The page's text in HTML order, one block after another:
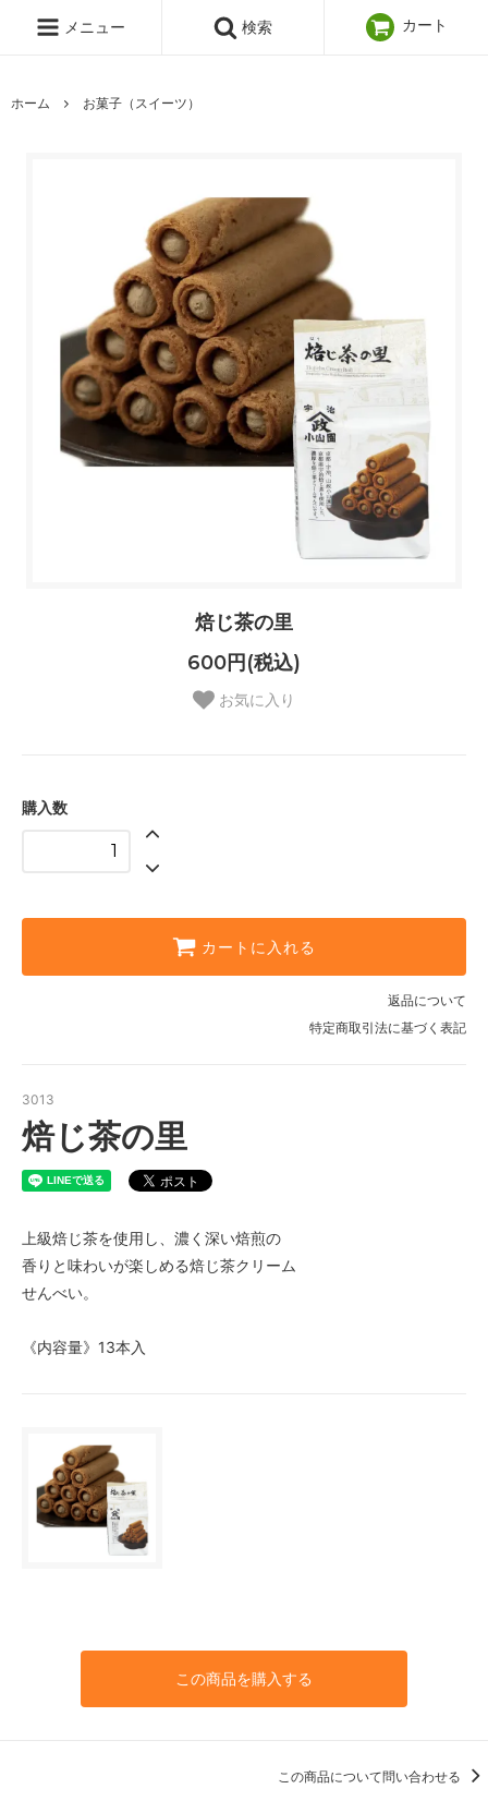
メニュー 検索 カート
ホーム お菓子（スイーツ）
焙じ茶の里
600円(税込)
お気に入り
購入数
カートに入れる
返品について
特定商取引法に基づく表記
3013
焙じ茶の里
上級焙じ茶を使用し、濃く深い焙煎の
香りと味わいが楽しめる焙じ茶クリーム
せんべい。
《内容量》13本入
この商品を購入する
この商品について問い合わせる